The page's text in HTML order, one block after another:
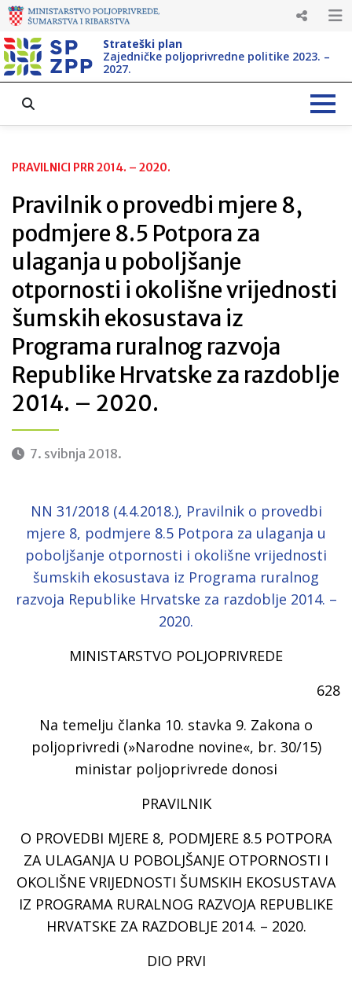
Strateški plan
Zajedničke poljoprivredne politike 2023. –
2027.
PRAVILNICI PRR 2014. – 2020.
Pravilnik o provedbi mjere 8,
podmjere 8.5 Potpora za
ulaganja u poboljšanje
otpornosti i okolišne vrijednosti
šumskih ekosustava iz
Programa ruralnog razvoja
Republike Hrvatske za razdoblje
2014. – 2020.
7. svibnja 2018.
NN 31/2018 (4.4.2018.), Pravilnik o provedbi
mjere 8, podmjere 8.5 Potpora za ulaganja u
poboljšanje otpornosti i okolišne vrijednosti
šumskih ekosustava iz Programa ruralnog
razvoja Republike Hrvatske za razdoblje 2014. –
2020.
MINISTARSTVO POLJOPRIVREDE
628
Na temelju članka 10. stavka 9. Zakona o
poljoprivredi (»Narodne novine«, br. 30/15)
ministar poljoprivrede donosi
PRAVILNIK
O PROVEDBI MJERE 8, PODMJERE 8.5 POTPORA
ZA ULAGANJA U POBOLJŠANJE OTPORNOSTI I
OKOLIŠNE VRIJEDNOSTI ŠUMSKIH EKOSUSTAVA
IZ PROGRAMA RURALNOG RAZVOJA REPUBLIKE
HRVATSKE ZA RAZDOBLJE 2014. – 2020.
DIO PRVI